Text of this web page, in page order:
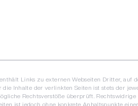
Links zu externen Webseiten Dritter, auf
die Inhalte der verlinkten Seiten ist stets der
Rechtsverstöße überprüft.
ist jedoch ohne konkrete Anhaltspunkte